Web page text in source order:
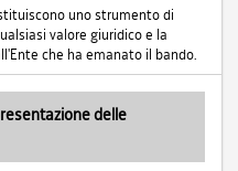
uno strumento di
valore giuridico e la
che ha emanato il bando.
delle